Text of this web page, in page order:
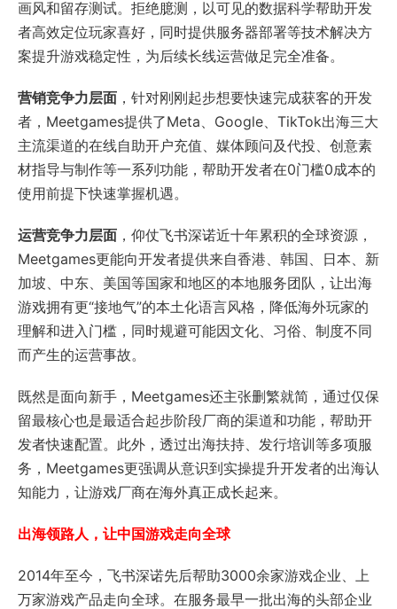
画风和留存测试。拒绝臆测，以可见的数据科学帮助开发
者高效定位玩家喜好，同时提供服务器部署等技术解决方
案提升游戏稳定性，为后续长线运营做足完全准备。
营销竞争力层面 ，针对刚刚起步想要快速完成获客的开发
者，Meetgames提供了Meta、Google、TikTok出海三大
主流渠道的在线自助开户充值、媒体顾问及代投、创意素
材指导与制作等一系列功能，帮助开发者在0门槛0成本的
使用前提下快速掌握机遇。
运营竞争力层面 ，仰仗飞书深诺近十年累积的全球资源，
Meetgames更能向开发者提供来自香港、韩国、日本、新
加坡、中东、美国等国家和地区的本地服务团队，让出海
游戏拥有更“接地气”的本土化语言风格，降低海外玩家的
理解和进入门槛，同时规避可能因文化、习俗、制度不同
而产生的运营事故。
既然是面向新手，Meetgames还主张删繁就简，通过仅保
留最核心也是最适合起步阶段厂商的渠道和功能，帮助开
发者快速配置。此外，透过出海扶持、发行培训等多项服
务，Meetgames更强调从意识到实操提升开发者的出海认
知能力，让游戏厂商在海外真正成长起来。
出海领路人，让中国游戏走向全球
2014年至今，飞书深诺先后帮助3000余家游戏企业、上
万家游戏产品走向全球。在服务最早一批出海的头部企业